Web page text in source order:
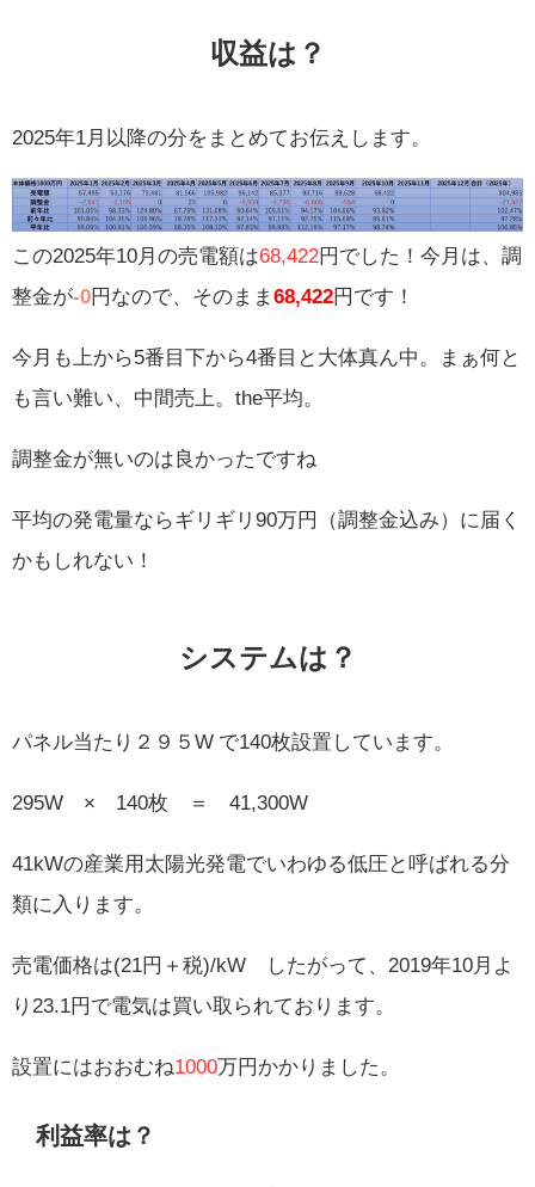
収益は？
2025年1月以降の分をまとめてお伝えします。
この2025年10月の売電額は68,422円でした！今月は、調
整金が-0円なので、そのまま 68,422円です！
今月も上から5番目下から4番目と大体真ん中。まぁ何と
も言い難い、中間売上。the平均。
調整金が無いのは良かったですね
平均の発電量ならギリギリ90万円（調整金込み）に届く
かもしれない！
システムは？
パネル当たり２９５W で140枚設置しています。
295W × 140枚 ＝ 41,300W
41kWの産業用太陽光発電でいわゆる低圧と呼ばれる分
類に入ります。
売電価格は(21円＋税)/kW したがって、2019年10月よ
り23.1円で電気は買い取られております。
設置にはおおむね1000万円かかりました。
利益率は？